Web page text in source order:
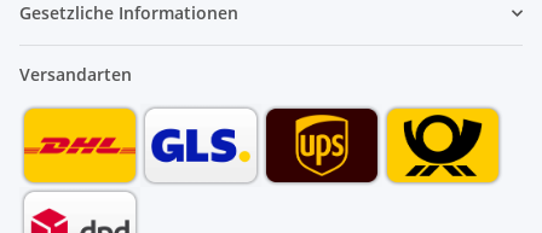
Gesetzliche Informationen
Versandarten